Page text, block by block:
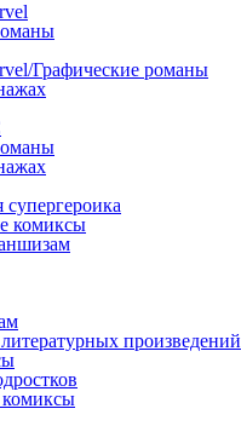
Графические романы
супергероика
комиксы
произведений
комиксы